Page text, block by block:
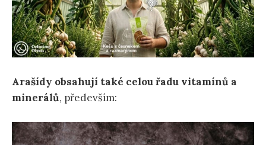
Arašídy obsahují také celou řadu vitamínů a
minerálů, především: